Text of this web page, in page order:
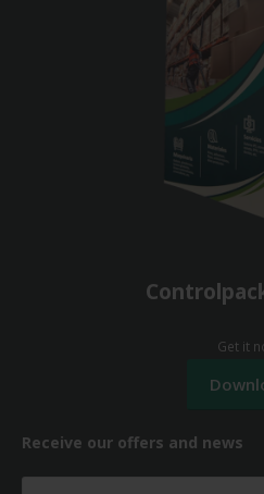
Receive our offers and news
Get it